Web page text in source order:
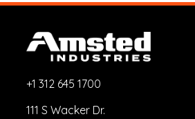
+1 312 645 1700
111 S Wacker Dr.